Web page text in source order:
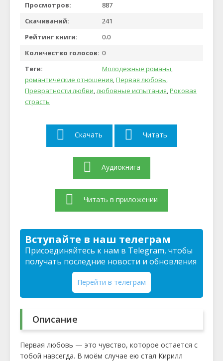
Просмотров:
887
Скачиваний:
241
Рейтинг книги:
0.0
Количество голосов: 0
Теги:
Молодежные романы,
романтические отношения,Первая любовь,
Превратности любви,любовные испытания,Роковая
страсть
Скачать Читать
Аудиокнига
Читать в приложении
Вступайте в наш телеграм
Присоединяйтесь к нам в Telegram, чтобы
получать последние новости и обновления
Перейти в телеграм
Описание
Первая любовь — это чувство, которое остается с
тобой навсегда. В моём случае ею стал Кирилл